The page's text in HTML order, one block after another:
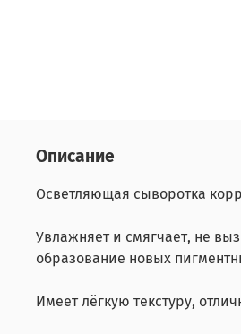
Описание
Осветляющая сыворотка
Увлажняет и смягчает, не
образование новых
Имеет лёгкую текстуру,